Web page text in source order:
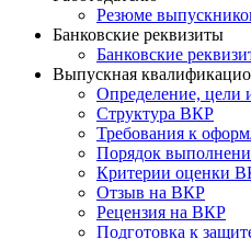
Резюме
Банковские реквизиты
Банковские
Выпускная
Определение, цели
Структура ВКР
Требования к
Порядок
Критерии оценки
Отзыв на ВКР
Рецензия на ВКР
Подготовка к